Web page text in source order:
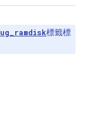
標籤標